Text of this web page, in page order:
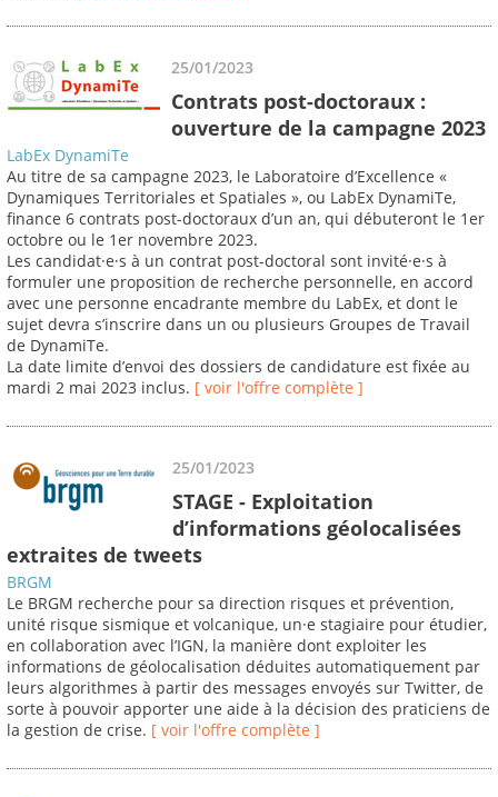
25/01/2023
Contrats post-doctoraux :
ouverture de la campagne 2023
LabEx DynamiTe
Au titre de sa campagne 2023, le Laboratoire d’Excellence «
Dynamiques Territoriales et Spatiales », ou LabEx DynamiTe,
finance 6 contrats post-doctoraux d’un an, qui débuteront le 1er
octobre ou le 1er novembre 2023.
Les candidat·e·s à un contrat post-doctoral sont invité·e·s à
formuler une proposition de recherche personnelle, en accord
avec une personne encadrante membre du LabEx, et dont le
sujet devra s’inscrire dans un ou plusieurs Groupes de Travail
de DynamiTe.
La date limite d’envoi des dossiers de candidature est fixée au
mardi 2 mai 2023 inclus. [ voir l'offre complète ]
25/01/2023
STAGE - Exploitation
d’informations géolocalisées
extraites de tweets
BRGM
Le BRGM recherche pour sa direction risques et prévention,
unité risque sismique et volcanique, un·e stagiaire pour étudier,
en collaboration avec l’IGN, la manière dont exploiter les
informations de géolocalisation déduites automatiquement par
leurs algorithmes à partir des messages envoyés sur Twitter, de
sorte à pouvoir apporter une aide à la décision des praticiens de
la gestion de crise. [ voir l'offre complète ]